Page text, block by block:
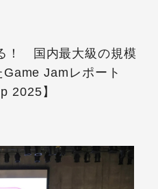
！ 国内最大級の規模
Jamレポート
2025】